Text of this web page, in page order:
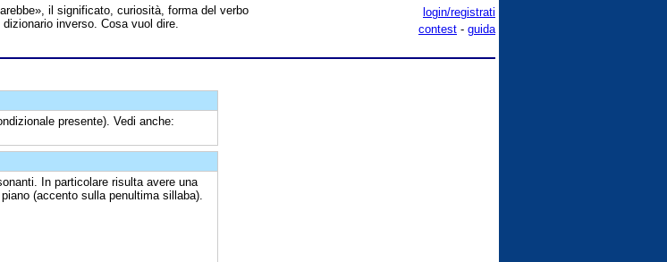
login/registrati
contest - guida
il significato, curiosità, forma del verbo
inverso. Cosa vuol dire.
presente). Vedi anche:
In particolare risulta avere una
piano (accento sulla penultima sillaba).